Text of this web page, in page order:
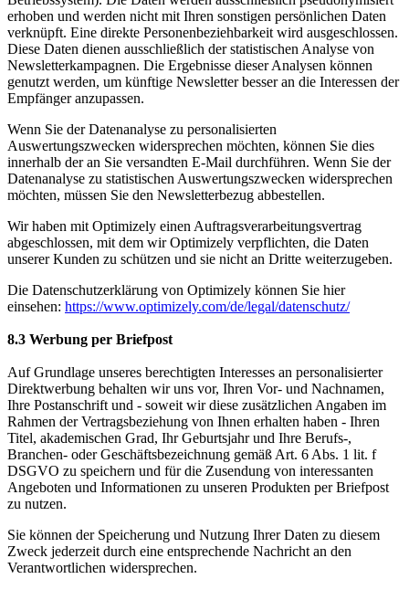
erhoben und werden nicht mit Ihren sonstigen persönlichen Daten
verknüpft. Eine direkte Personenbeziehbarkeit wird ausgeschlossen.
Diese Daten dienen ausschließlich der statistischen Analyse von
Newsletterkampagnen. Die Ergebnisse dieser Analysen können
genutzt werden, um künftige Newsletter besser an die Interessen der
Empfänger anzupassen.
Wenn Sie der Datenanalyse zu personalisierten
Auswertungszwecken widersprechen möchten, können Sie dies
innerhalb der an Sie versandten E-Mail durchführen. Wenn Sie der
Datenanalyse zu statistischen Auswertungszwecken widersprechen
möchten, müssen Sie den Newsletterbezug abbestellen.
Wir haben mit Optimizely einen Auftragsverarbeitungsvertrag
abgeschlossen, mit dem wir Optimizely verpflichten, die Daten
unserer Kunden zu schützen und sie nicht an Dritte weiterzugeben.
Die Datenschutzerklärung von Optimizely können Sie hier
einsehen: https://www.optimizely.com/de/legal/datenschutz/
8.3 Werbung per Briefpost
Auf Grundlage unseres berechtigten Interesses an personalisierter
Direktwerbung behalten wir uns vor, Ihren Vor- und Nachnamen,
Ihre Postanschrift und - soweit wir diese zusätzlichen Angaben im
Rahmen der Vertragsbeziehung von Ihnen erhalten haben - Ihren
Titel, akademischen Grad, Ihr Geburtsjahr und Ihre Berufs-,
Branchen- oder Geschäftsbezeichnung gemäß Art. 6 Abs. 1 lit. f
DSGVO zu speichern und für die Zusendung von interessanten
Angeboten und Informationen zu unseren Produkten per Briefpost
zu nutzen.
Sie können der Speicherung und Nutzung Ihrer Daten zu diesem
Zweck jederzeit durch eine entsprechende Nachricht an den
Verantwortlichen widersprechen.